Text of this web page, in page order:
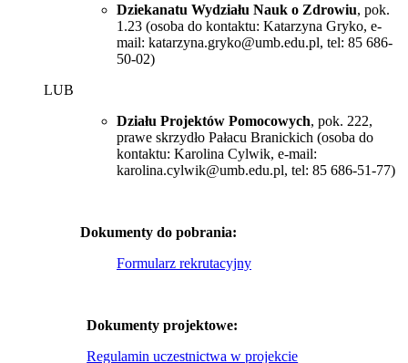
Dziekanatu Wydziału Nauk o Zdrowiu, pok.
1.23 (osoba do kontaktu: Katarzyna Gryko, e-
mail: katarzyna.gryko@umb.edu.pl, tel: 85 686-
50-02)
LUB
Działu Projektów Pomocowych, pok. 222,
prawe skrzydło Pałacu Branickich (osoba do
kontaktu: Karolina Cylwik, e-mail:
karolina.cylwik@umb.edu.pl, tel: 85 686-51-77)
Dokumenty do pobrania:
Formularz rekrutacyjny
Dokumenty projektowe:
Regulamin uczestnictwa w projekcie